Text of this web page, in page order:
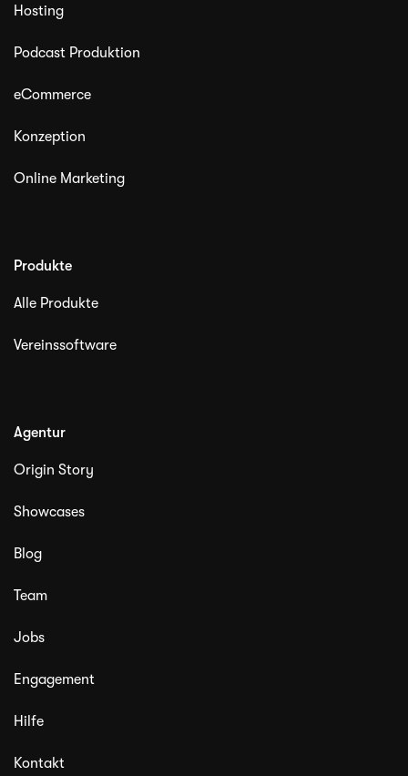
Hosting
Podcast Produktion
eCommerce
Konzeption
Online Marketing
Produkte
Alle Produkte
Vereinssoftware
Agentur
Origin Story
Showcases
Blog
Team
Jobs
Engagement
Hilfe
Kontakt